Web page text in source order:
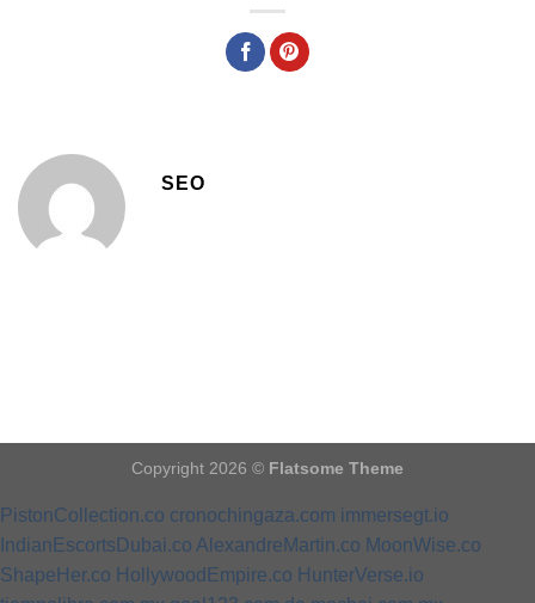
SEO
Copyright 2026 © Flatsome Theme
PistonCollection.co cronochingaza.com immersegt.io
IndianEscortsDubai.co AlexandreMartin.co MoonWise.co
ShapeHer.co HollywoodEmpire.co HunterVerse.io